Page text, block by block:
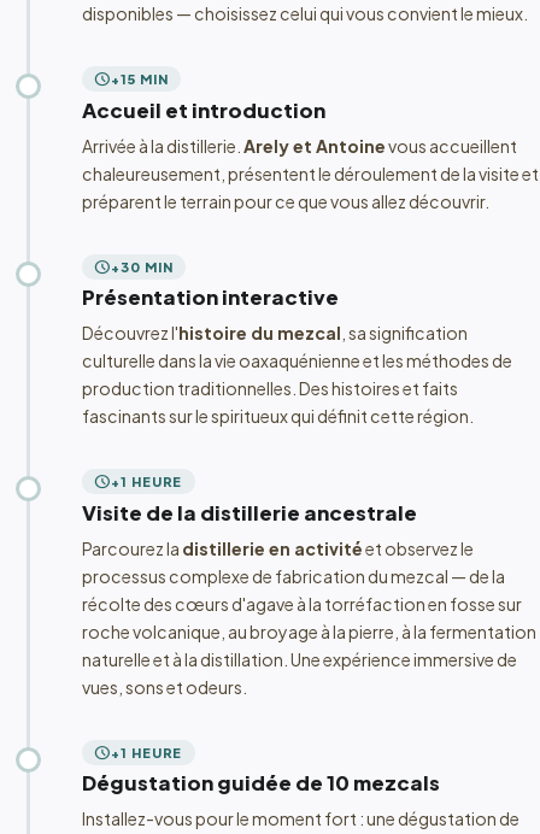
disponibles — choisissez celui qui vous convient le mieux.
schedule+15 MIN
Accueil et introduction
Arrivée à la distillerie. Arely et Antoinevous accueillent
chaleureusement, présentent le déroulement de la visite et
préparent le terrain pour ce que vous allez découvrir.
schedule+30 MIN
Présentation interactive
Découvrez l'histoire du mezcal , sa signification
culturelle dans la vie oaxaquénienne et les méthodes de
production traditionnelles. Des histoires et faits
fascinants sur le spiritueux qui définit cette région.
schedule+1 HEURE
Visite de la distillerie ancestrale
Parcourez la distillerie en activitéet observez le
processus complexe de fabrication du mezcal — de la
récolte des cœurs d'agave à la torréfaction en fosse sur
roche volcanique, au broyage à la pierre, à la fermentation
naturelle et à la distillation. Une expérience immersive de
vues, sons et odeurs.
schedule+1 HEURE
Dégustation guidée de 10 mezcals
Installez-vous pour le moment fort : une dégustation de